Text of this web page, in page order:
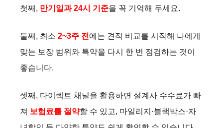
첫째, 만기일과 24시 기준을 꼭 기억해 두세요.
둘째, 최소 2~3주 전 에는 견적 비교를 시작해 나에게
맞는 보장 범위와 특약을 다시 한 번 점검하는 것이
좋습니다.
셋째, 다이렉트 채널을 활용하면 설계사 수수료가 빠
져 보험료를 절약할 수 있고, 마일리지·블랙박스·자